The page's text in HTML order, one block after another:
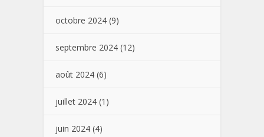
octobre 2024 (9)
septembre 2024 (12)
août 2024 (6)
juillet 2024 (1)
juin 2024 (4)